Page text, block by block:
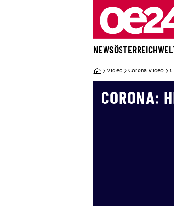
NEWSÖSTERREICH
Video Corona Video
CORONA: